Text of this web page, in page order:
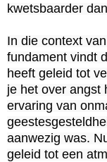
kwetsbaarder
In die context
fundament vindt
heeft geleid tot
je het over angst
ervaring van
aanwezig was.
geleid tot een